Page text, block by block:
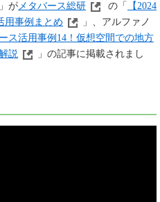
がメタバース総研 の「
【2024
用事例まとめ
」、アルファノ
ス活用事例14！仮想空間での地方
説
」の記事に掲載されまし